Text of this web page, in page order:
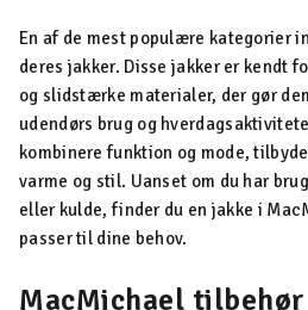
En af de mest populære kategorier
deres jakker. Disse jakker er kendt
og slidstærke materialer, der gør
udendørs brug og
kombinere funktion og mode,
varme og stil. Uanset om du har
eller kulde, finder du en jakke i
passer til dine behov.
MacMichael tilbehør